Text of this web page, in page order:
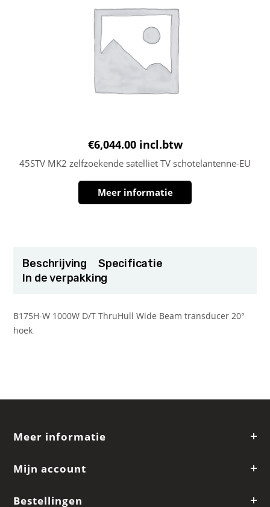
€6,044.00 incl.btw
45STV MK2 zelfzoekende satelliet TV schotelantenne-EU
Meer informatie
Beschrijving
Specificatie
In de verpakking
B175H-W 1000W D/T ThruHull Wide Beam transducer 20°
hoek
Meer informatie
Mijn account
Bestellingen